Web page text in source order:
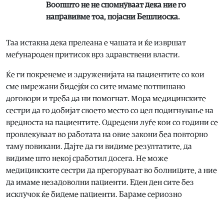
Воопшто не не спомнуваат дека ние го
направивме тоа, појасни Бешлиоска.
Таа истакна дека прелеана е чашата и ќе извршат
меѓународен притисок врз здравствени власти.
Ќе ги покренеме и здруженијата на пациентите со кои
сме вмрежани бидејќи со сите имаме потпишано
договори и треба да ни помогнат. Мора медицинските
сестри да го добијат своето место со цел подигнување на
вредноста на пациентите. Одредени луѓе кои со години се
провлекуваат во работата на овие закони беа повторно
таму повикани. Дајте да ги видиме резултатите, да
видиме што некој сработил досега. Не може
медицинските сестри да прегоруваат во болниците, а ние
да имаме незадоволни пациенти. Еден ден сите без
исклучок ќе бидеме пациенти. Бараме сериозно